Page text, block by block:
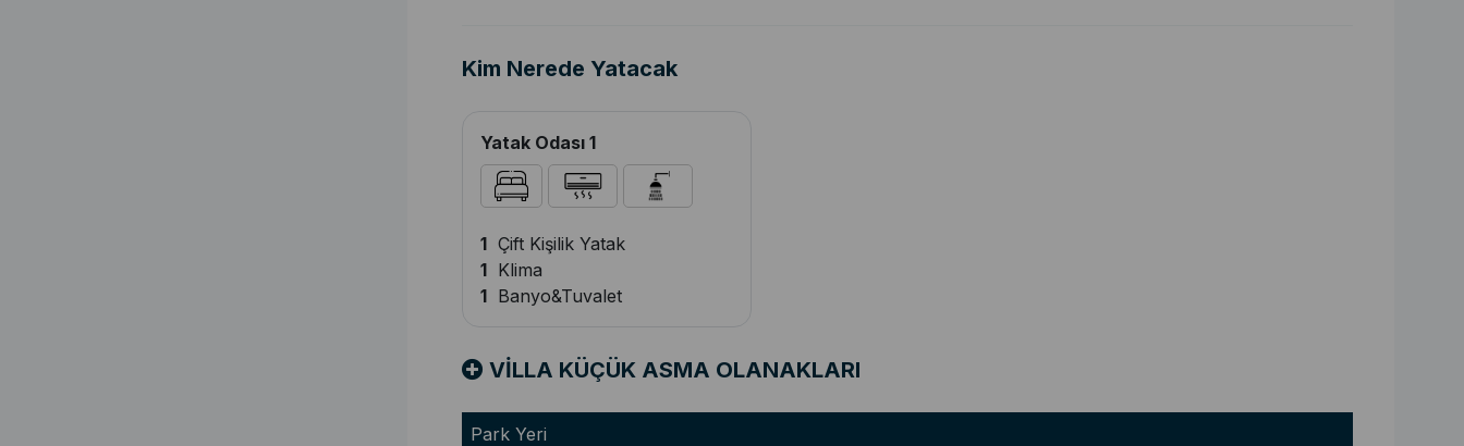
Kim Nerede Yatacak
Yatak Odası 1
1 Çift Kişilik Yatak
1 Klima
1 Banyo&Tuvalet
VİLLA KÜÇÜK ASMA OLANAKLARI
Park Yeri